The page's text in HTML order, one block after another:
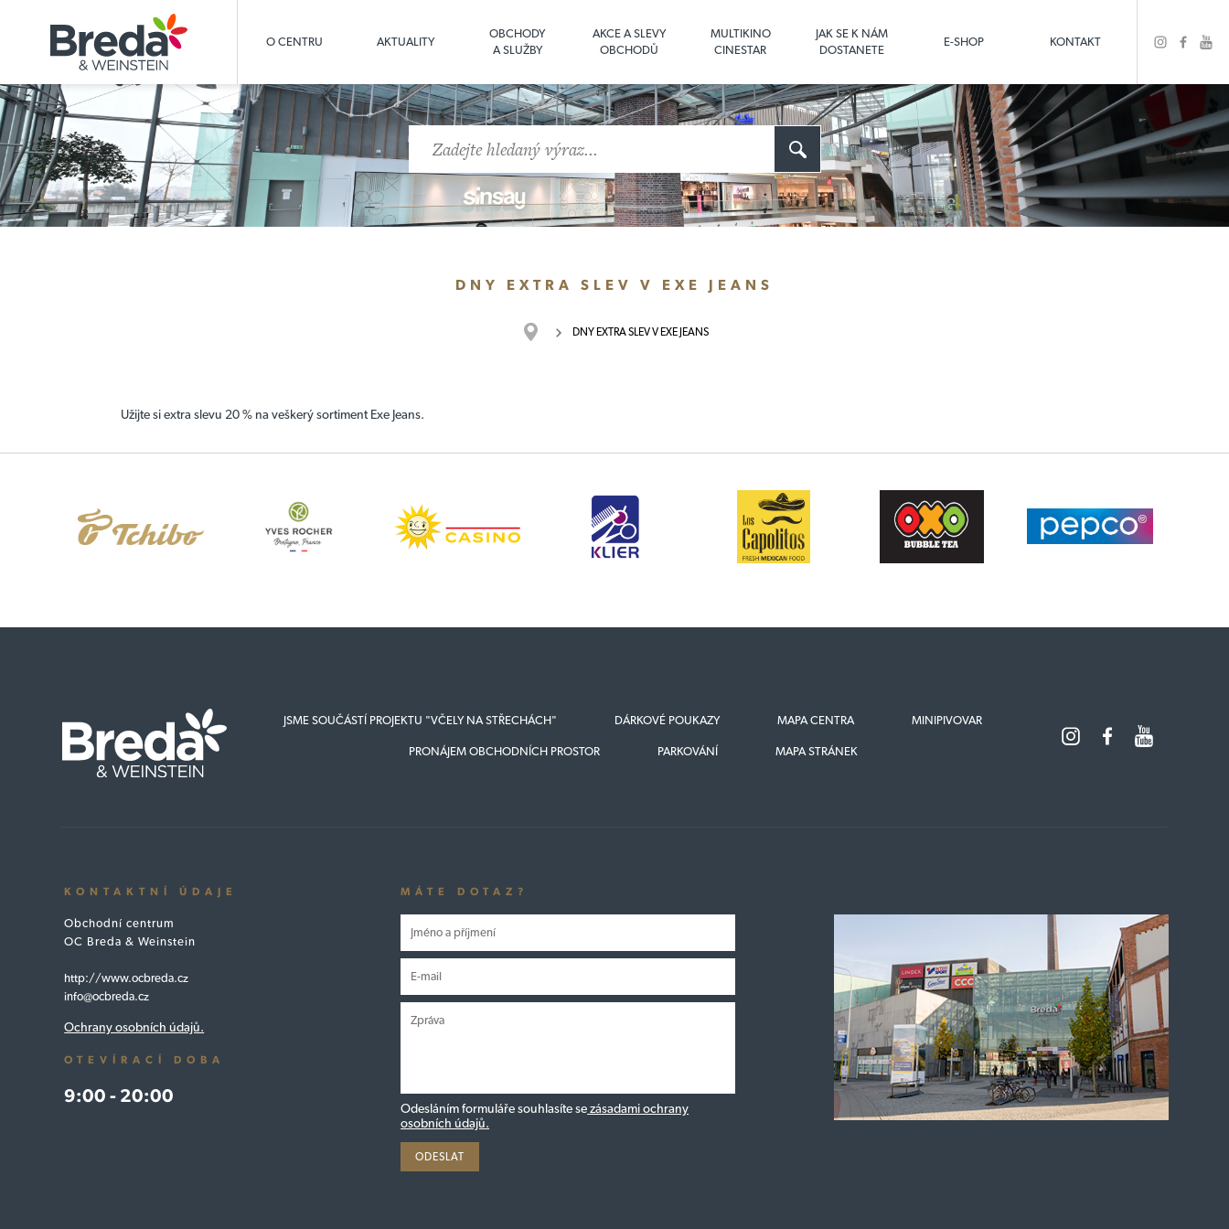
O CENTRU AKTUALITY
OBCHODY
A SLUŽBY
AKCE A SLEVY
OBCHODŮ
MULTIKINO
CINESTAR
JAK SE K NÁM
DOSTANETE
E-SHOP KONTAKT
DNY EXTRA SLEV V EXE JEANS
DNY EXTRA SLEV V EXE JEANS
Užijte si extra slevu 20 % na veškerý sortiment Exe Jeans.
JSME SOUČÁSTÍ PROJEKTU "VČELY NA STŘECHÁCH" DÁRKOVÉ POUKAZY MAPA CENTRA MINIPIVOVAR
PRONÁJEM OBCHODNÍCH PROSTOR PARKOVÁNÍ MAPA STRÁNEK
KONTAKTNÍ ÚDAJE
Obchodní centrum
OC Breda & Weinstein
http://www.ocbreda.cz
info@ocbreda.cz
Ochrany osobních údajů.
OTEVÍRACÍ DOBA
9:00 - 20:00
MÁTE DOTAZ?
Odesláním formuláře souhlasíte sezásadami ochrany
osobních údajů.